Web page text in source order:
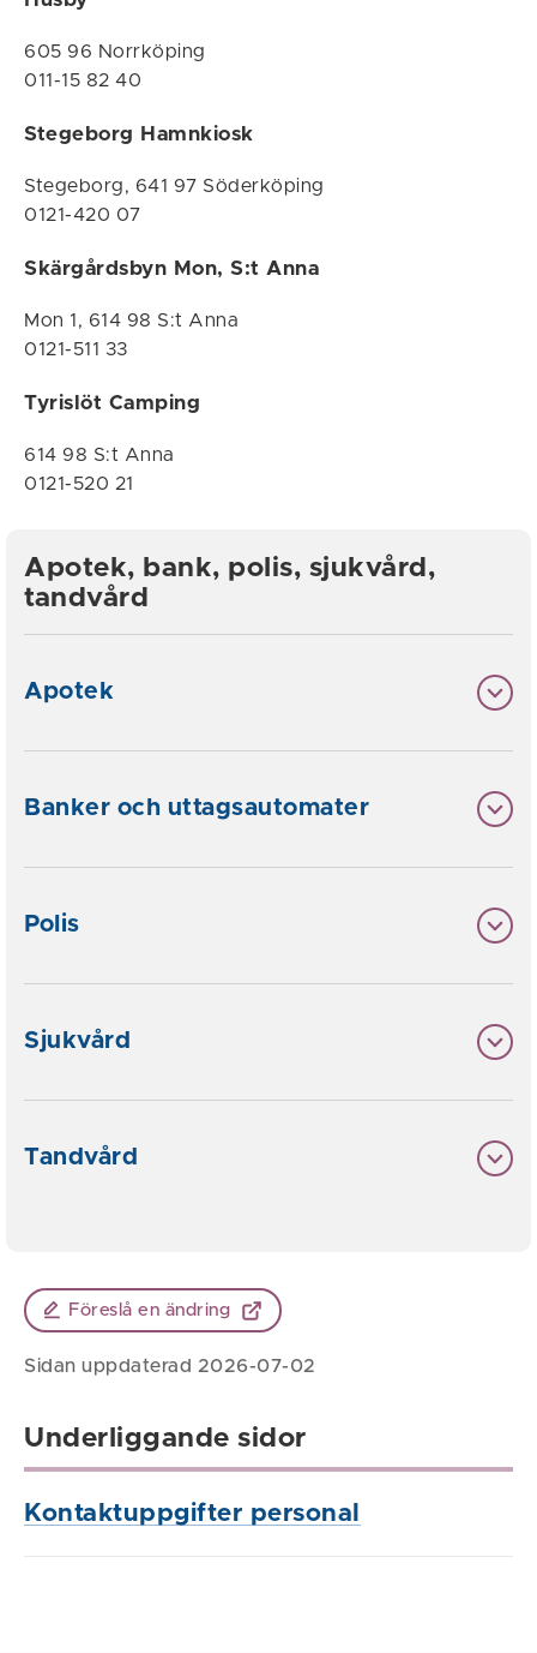
605 96 Norrköping
011-15 82 40
Stegeborg Hamnkiosk
Stegeborg, 641 97 Söderköping
0121-420 07
Skärgårdsbyn Mon, S:t Anna
Mon 1, 614 98 S:t Anna
0121-511 33
Tyrislöt Camping
614 98 S:t Anna
0121-520 21
Apotek, bank, polis, sjukvård,
tandvård
Apotek
Banker och uttagsautomater
Polis
Sjukvård
Tandvård
Föreslå en ändring
Sidan uppdaterad 2026-07-02
Underliggande sidor
Kontaktuppgifter personal